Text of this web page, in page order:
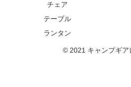
チェア
テーブル
ランタン
© 2021 キャンプギア